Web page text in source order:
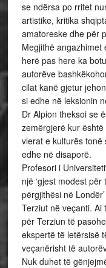
se ndërsa po rritet
artistike, kritika
amatoreske dhe për
Megjithë angazhimet
herë pas here ka
autorëve
cilat kanë gjetur
si edhe në leksionin
Dr Alpion theksoi se
zemërgjerë kur
vlerat e kulturës tonë
edhe në disaporë.
Profesori i
një ‘gjest modest
përgjithësi në
Terziut në veçanti. Ai
për Terziun të
ekspertë të letërsisë
veçanërisht të
Nuk duhet të